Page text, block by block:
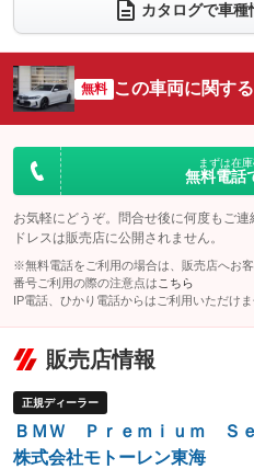
パワーウィンドウ
：装備あり
アイドリングストップ
：装備あり
USB入力端子
：装備あり
：装備なし
センターデフロック
：装備なし
レンタカーアップ
：装備なし
：装備あり
革シート
：装備あり
キーレス
：装備あり
HID(キセノンライト)
：装備なし
バックカメラ
：装備あり
エアロ
：装備あり
ローダウン
：装備なし
パワーシート
：装備あり
ベンチシート
：装備なし
：装備なし
ウォークスルー
：装備なし
電動リアゲート
：装備あり
カタログで車種
無料 この車両に関す
まずは在
無料電話
お気軽にどうぞ。問合せ後に何度もご
ドレスは販売店に公開されません。
※無料電話をご利用の場合は、販売店へお
番号ご利用の際の注意点は こちら
IP電話、ひかり電話からはご利用いただけま
販売店情報
正規ディーラー
ＢＭＷ Ｐｒｅｍｉｕｍ Ｓ
株式会社モトーレン東海